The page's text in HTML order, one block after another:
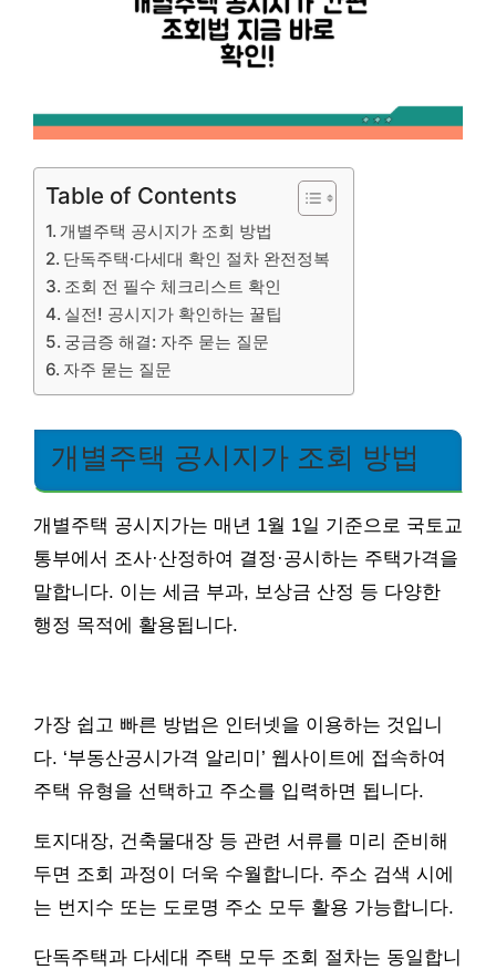
Table of Contents
개별주택 공시지가 조회 방법
단독주택·다세대 확인 절차 완전정복
조회 전 필수 체크리스트 확인
실전! 공시지가 확인하는 꿀팁
궁금증 해결: 자주 묻는 질문
자주 묻는 질문
개별주택 공시지가 조회 방법
개별주택 공시지가는 매년 1월 1일 기준으로 국토교
통부에서 조사·산정하여 결정·공시하는 주택가격을
말합니다. 이는 세금 부과, 보상금 산정 등 다양한
행정 목적에 활용됩니다.
가장 쉽고 빠른 방법은 인터넷을 이용하는 것입니
다. ‘부동산공시가격 알리미’ 웹사이트에 접속하여
주택 유형을 선택하고 주소를 입력하면 됩니다.
토지대장, 건축물대장 등 관련 서류를 미리 준비해
두면 조회 과정이 더욱 수월합니다. 주소 검색 시에
는 번지수 또는 도로명 주소 모두 활용 가능합니다.
단독주택과 다세대 주택 모두 조회 절차는 동일합니